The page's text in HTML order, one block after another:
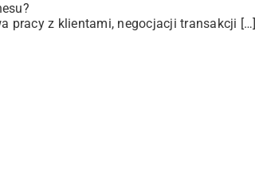
pracy z klientami, negocjacji transakcji […]